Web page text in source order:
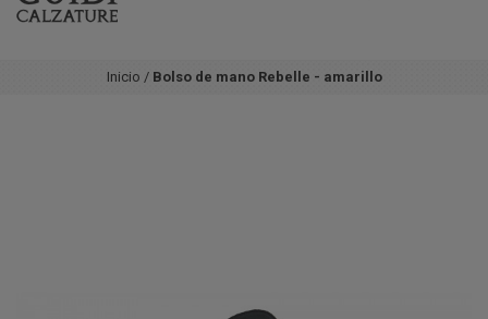
Inicio / Bolso de mano Rebelle - amarillo